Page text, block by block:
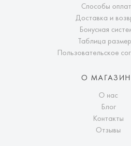
Способы
Доставка и
Бонусная
Таблица
Пользовательское
О
О нас
Блог
Контакты
Отзывы